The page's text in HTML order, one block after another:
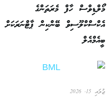
މޯލްޑިވްސް ހާފް މެރަތަންގެ
އެކްސްކްލޫސިވް ބޭންކިން ޕާޓްނަރަކަށް
ބީއެމްއެލް
ޖުލައި 15, 2026